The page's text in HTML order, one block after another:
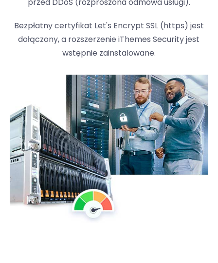
przed DDoS (rozproszona odmowa usługi).
Bezpłatny certyfikat Let's Encrypt SSL (https) jest
dołączony, a rozszerzenie iThemes Security jest
wstępnie zainstalowane.